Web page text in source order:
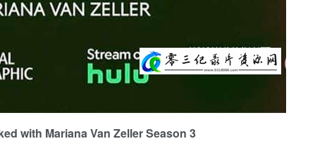
with Mariana Van Zeller Season 3